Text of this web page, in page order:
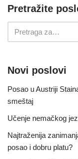
Pretražite
Novi poslovi
Posao u Austriji
smeštaj
Učenje nemačkog
Najtraženija
posao i dobru platu?